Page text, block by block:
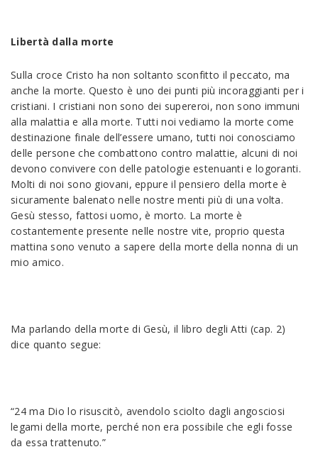
Libertà dalla morte
Sulla croce Cristo ha non soltanto sconfitto il peccato, ma
anche la morte. Questo è uno dei punti più incoraggianti per i
cristiani. I cristiani non sono dei supereroi, non sono immuni
alla malattia e alla morte. Tutti noi vediamo la morte come
destinazione finale dell’essere umano, tutti noi conosciamo
delle persone che combattono contro malattie, alcuni di noi
devono convivere con delle patologie estenuanti e logoranti.
Molti di noi sono giovani, eppure il pensiero della morte è
sicuramente balenato nelle nostre menti più di una volta.
Gesù stesso, fattosi uomo, è morto. La morte è
costantemente presente nelle nostre vite, proprio questa
mattina sono venuto a sapere della morte della nonna di un
mio amico.
Ma parlando della morte di Gesù, il libro degli Atti (cap. 2)
dice quanto segue:
“24 ma Dio lo risuscitò, avendolo sciolto dagli angosciosi
legami della morte, perché non era possibile che egli fosse
da essa trattenuto.”